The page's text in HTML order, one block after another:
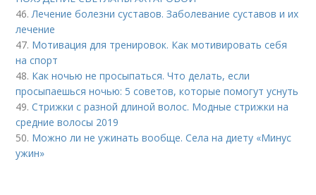
46.Лечение болезни суставов. Заболевание суставов и их
лечение
47. Мотивация для тренировок. Как мотивировать себя
на спорт
48. Как ночью не просыпаться. Что делать, если
просыпаешься ночью: 5 советов, которые помогут уснуть
49.Стрижки с разной длиной волос. Модные стрижки на
средние волосы 2019
50. Можно ли не ужинать вообще. Села на диету «Минус
ужин»